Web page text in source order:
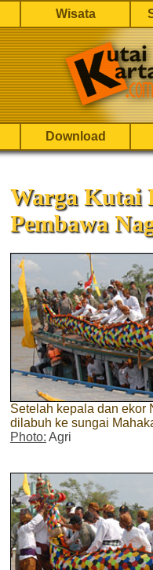
Wisata
Download
Warga Kutai
Pembawa
Setelah kepala dan ekor
dilabuh ke sungai
Photo: Agri